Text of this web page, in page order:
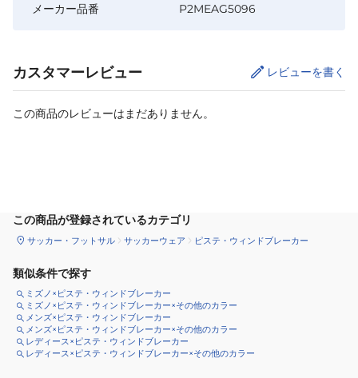
メーカー品番
P2MEAG5096
カスタマーレビュー レビューを書く
この商品のレビューはまだありません。
この商品が登録されているカテゴリ
サッカー・フットサル サッカーウェア ピステ・ウィンドブレーカー
類似条件で探す
ミズノ×ピステ・ウィンドブレーカー
ミズノ×ピステ・ウィンドブレーカー×その他のカラー
メンズ×ピステ・ウィンドブレーカー
メンズ×ピステ・ウィンドブレーカー×その他のカラー
レディース×ピステ・ウィンドブレーカー
レディース×ピステ・ウィンドブレーカー×その他のカラー